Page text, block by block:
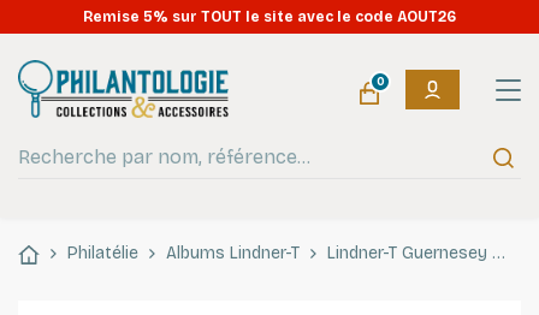
Remise 5% sur TOUT le site avec le code AOUT26
0
Philatélie Albums Lindner-T Lindner-T Guernesey